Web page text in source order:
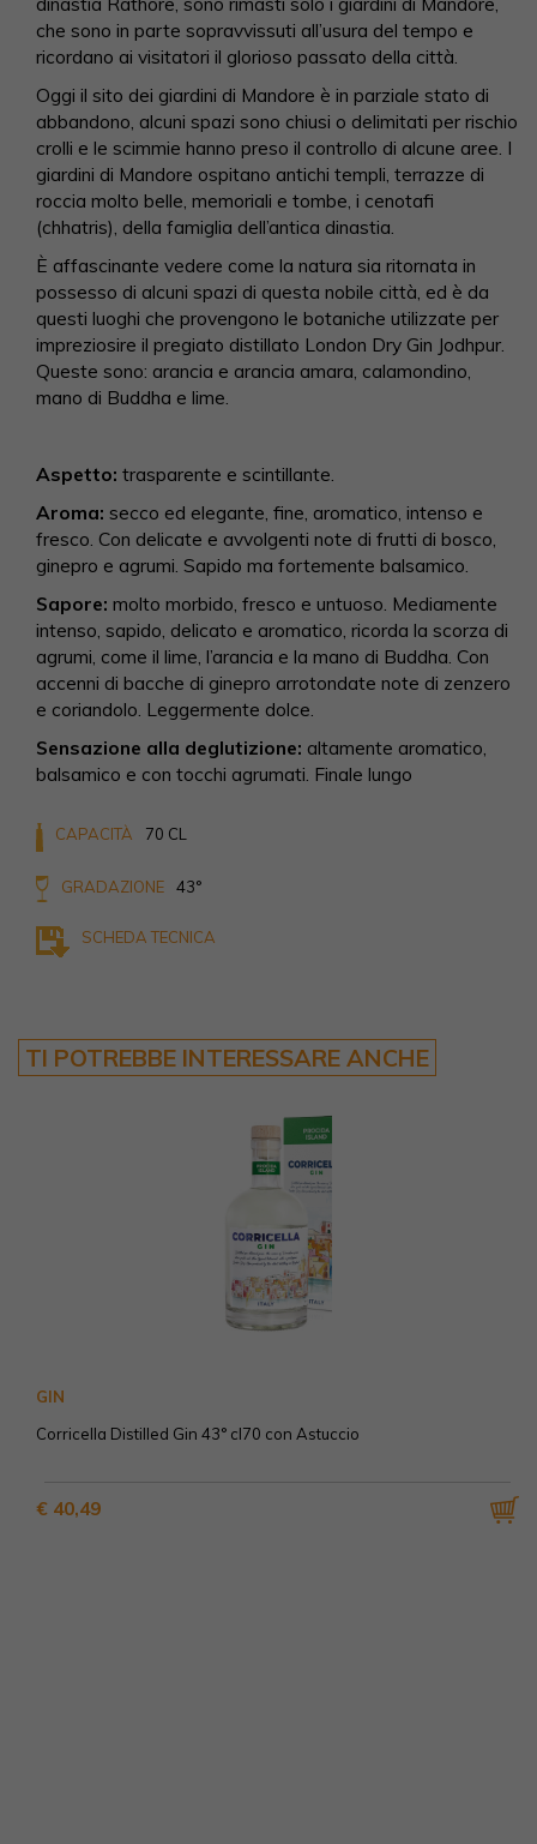
che sono in parte sopravvissuti all’usura del tempo e
ricordano ai visitatori il glorioso passato della città.
Oggi il sito dei giardini di Mandore è in parziale stato di
abbandono, alcuni spazi sono chiusi o delimitati per rischio
crolli e le scimmie hanno preso il controllo di alcune aree. I
giardini di Mandore ospitano antichi templi, terrazze di
roccia molto belle, memoriali e tombe, i cenotafi
(chhatris), della famiglia dell’antica dinastia.
È affascinante vedere come la natura sia ritornata in
possesso di alcuni spazi di questa nobile città, ed è da
questi luoghi che provengono le botaniche utilizzate per
impreziosire il pregiato distillato London Dry Gin Jodhpur.
Queste sono: arancia e arancia amara, calamondino,
mano di Buddha e lime.
Aspetto: trasparente e scintillante.
Aroma: secco ed elegante, fine, aromatico, intenso e
fresco. Con delicate e avvolgenti note di frutti di bosco,
ginepro e agrumi. Sapido ma fortemente balsamico.
Sapore: molto morbido, fresco e untuoso. Mediamente
intenso, sapido, delicato e aromatico, ricorda la scorza di
agrumi, come il lime, l’arancia e la mano di Buddha. Con
accenni di bacche di ginepro arrotondate note di zenzero
e coriandolo. Leggermente dolce.
Sensazione alla deglutizione: altamente aromatico,
balsamico e con tocchi agrumati. Finale lungo
CAPACITÀ 70 CL
GRADAZIONE 43°
SCHEDA TECNICA
TI POTREBBE INTERESSARE ANCHE
GIN
Corricella Distilled Gin 43° cl70 con Astuccio
€ 40,49